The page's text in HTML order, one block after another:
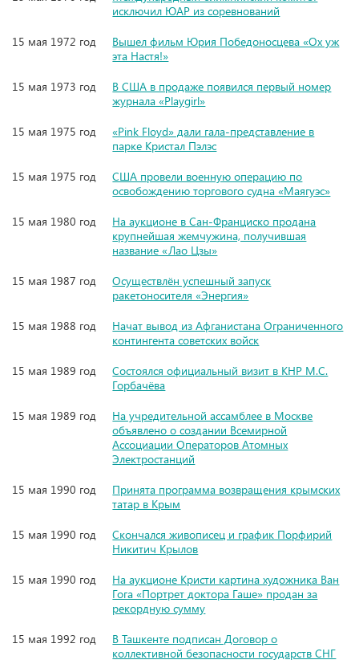
исключил ЮАР из соревнований
15 мая 1972 год
Вышел фильм Юрия Победоносцева «Ох уж
эта Настя!»
15 мая 1973 год
В США в продаже появился первый номер
журнала «Playgirl»
15 мая 1975 год
«Pink Floyd» дали гала-представление в
парке Кристал Пэлэс
15 мая 1975 год
США провели военную операцию по
освобождению торгового судна «Маягуэс»
15 мая 1980 год
На аукционе в Сан-Франциско продана
крупнейшая жемчужина, получившая
название «Лао Цзы»
15 мая 1987 год
Осуществлён успешный запуск
ракетоносителя «Энергия»
15 мая 1988 год
Начат вывод из Афганистана Ограниченного
контингента советских войск
15 мая 1989 год
Состоялся официальный визит в КНР М.С.
Горбачёва
15 мая 1989 год
На учредительной ассамблее в Москве
объявлено о создании Всемирной
Ассоциации Операторов Атомных
Электростанций
15 мая 1990 год
Принята программа возвращения крымских
татар в Крым
15 мая 1990 год
Скончался живописец и график Порфирий
Никитич Крылов
15 мая 1990 год
На аукционе Кристи картина художника Ван
Гога «Портрет доктора Гаше» продан за
рекордную сумму
15 мая 1992 год
В Ташкенте подписан Договор о
коллективной безопасности государств СНГ